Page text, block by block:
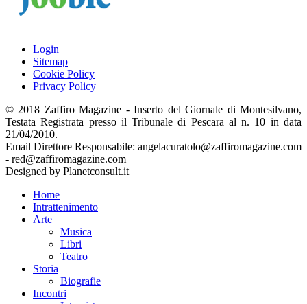
Login
Sitemap
Cookie Policy
Privacy Policy
© 2018 Zaffiro Magazine - Inserto del Giornale di Montesilvano,
Testata Registrata presso il Tribunale di Pescara al n. 10 in data
21/04/2010.
Email Direttore Responsabile: angelacuratolo@zaffiromagazine.com
- red@zaffiromagazine.com
Designed by Planetconsult.it
Home
Intrattenimento
Arte
Musica
Libri
Teatro
Storia
Biografie
Incontri